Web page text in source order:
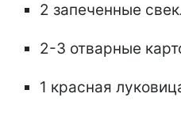
2 запеченные
2-3 отварные
1 красная